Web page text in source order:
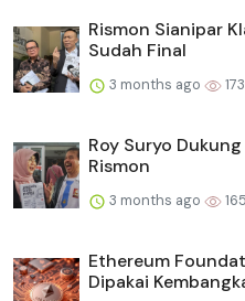
Rismon Sianipar
Sudah Final
3 months ago 173
Roy Suryo
Rismon
3 months ago 165
Ethereum
Dipakai